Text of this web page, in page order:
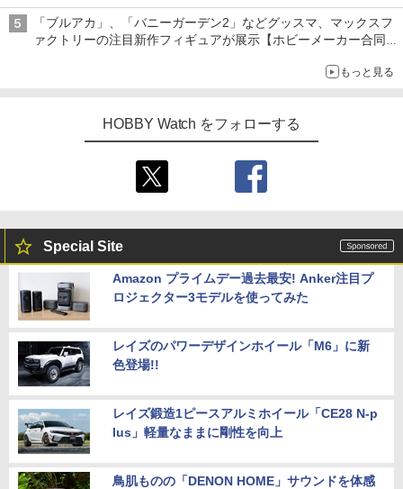
ライトニング・マックィーンやメーターなど4種がラインナップ
「ブルアカ」、「バニーガーデン2」などグッスマ、マックスフ
ァクトリーの注目新作フィギュアが展示【ホビーメーカー合同展
もっと見る
HOBBY Watch をフォローする
Special Site
Amazon プライムデー過去最安! Anker注目プ
ロジェクター3モデルを使ってみた
レイズのパワーデザインホイール「M6」に新
色登場!!
レイズ鍛造1ピースアルミホイール「CE28 N-p
lus」軽量なままに剛性を向上
鳥肌ものの「DENON HOME」サウンドを体感